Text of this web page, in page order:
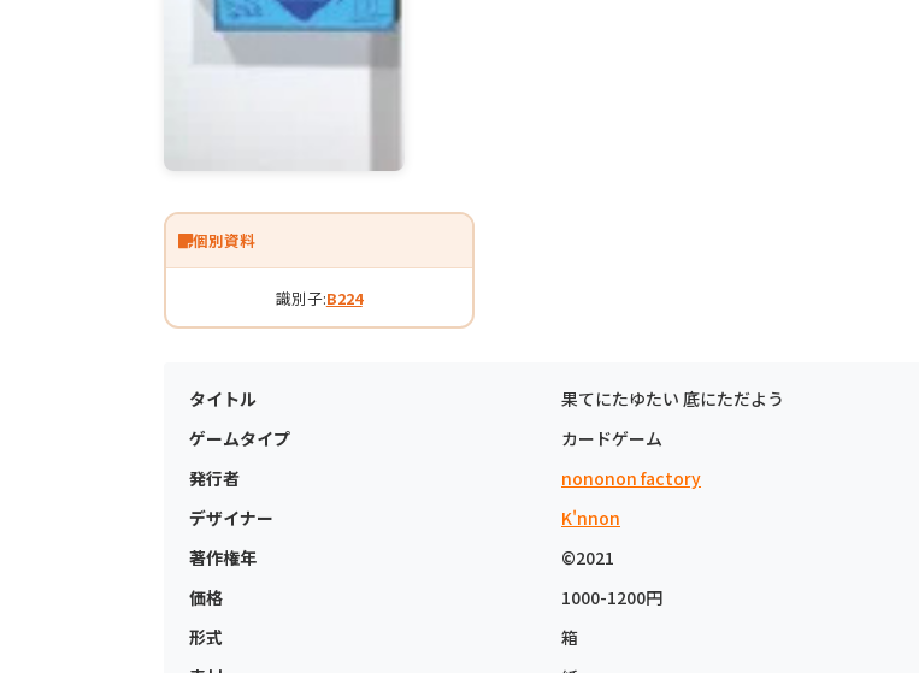
個別資料
識別子:B224
タイトル
果てにたゆたい 底にただよう
ゲームタイプ
カードゲーム
発行者
nononon factory
デザイナー
K'nnon
著作権年
©2021
価格
1000-1200円
形式
箱